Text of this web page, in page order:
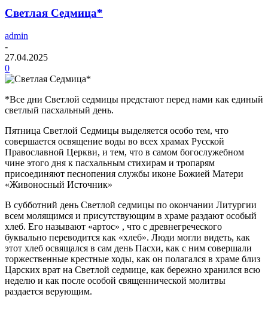
Светлая Седмица*
admin
-
27.04.2025
0
*Все дни Светлой седмицы предстают перед нами как единый
светлый пасхальный день.
Пятница Светлой Седмицы выделяется особо тем, что
совершается освящение воды во всех храмах Русской
Православной Церкви, и тем, что в самом богослужебном
чине этого дня к пасхальным стихирам и тропарям
присоединяют песнопения службы иконе Божией Матери
«Живоносный Источник»
В субботний день Светлой седмицы по окончании Литургии
всем молящимся и присутствующим в храме раздают особый
хлеб. Его называют «артос» , что с древнегреческого
буквально переводится как «хлеб». Люди могли видеть, как
этот хлеб освящался в сам день Пасхи, как с ним совершали
торжественные крестные ходы, как он полагался в храме близ
Царских врат на Светлой седмице, как бережно хранился всю
неделю и как после особой священнической молитвы
раздается верующим.